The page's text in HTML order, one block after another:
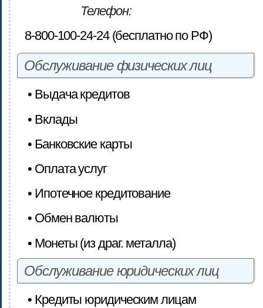
Телефон:
8-800-100-24-24 (бесплатно по РФ)
Обслуживание физических лиц
• Выдача кредитов
• Вклады
• Банковские карты
• Оплата услуг
• Ипотечное кредитование
• Обмен валюты
• Монеты (из драг. металла)
Обслуживание юридических лиц
• Кредиты юридическим лицам